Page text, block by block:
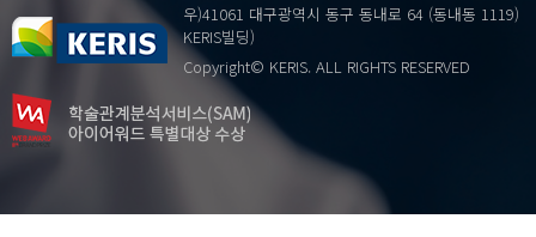
우)41061 대구광역시 동구 동내로 64 (동내동 1119)
KERIS빌딩)
Copyright© KERIS. ALL RIGHTS RESERVED